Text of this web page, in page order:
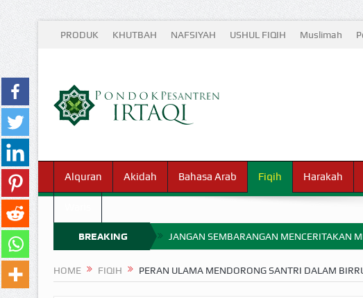
PRODUK KHUTBAH NAFSIYAH USHUL FIQIH Muslimah
Alquran Akidah Bahasa Arab Fiqih Harakah
BREAKING
NEWS
JANGAN SEMBARANGAN MENCERITAKAN
HOME FIQIH PERAN ULAMA MENDORONG SANTRI DALAM